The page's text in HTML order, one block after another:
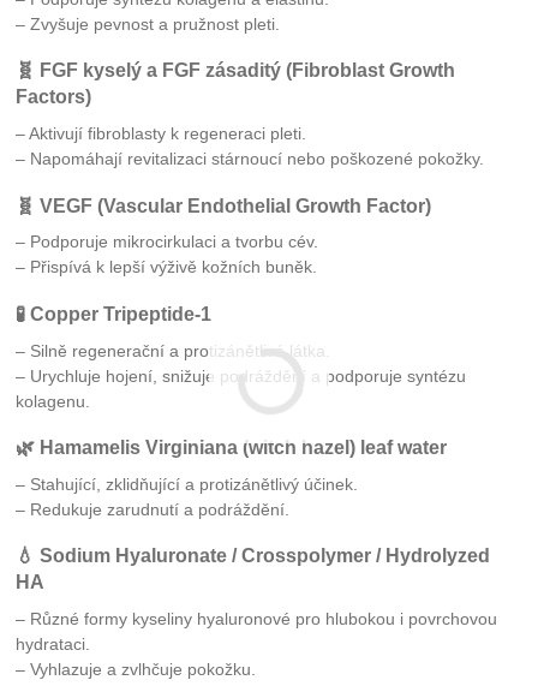
– Zvyšuje pevnost a pružnost pleti.
🧬 FGF kyselý a FGF zásaditý (Fibroblast Growth
Factors)
– Aktivují fibroblasty k regeneraci pleti.
– Napomáhají revitalizaci stárnoucí nebo poškozené pokožky.
🧬VEGF (Vascular Endothelial Growth Factor)
– Podporuje mikrocirkulaci a tvorbu cév.
– Přispívá k lepší výživě kožních buněk.
🧪Copper Tripeptide-1
– Silně regenerační a protizánětlivá látka.
– Urychluje hojení, snižuje podráždění a podporuje syntézu
kolagenu.
🌿 Hamamelis Virginiana (witch hazel) leaf water
– Stahující, zklidňující a protizánětlivý účinek.
– Redukuje zarudnutí a podráždění.
💧Sodium Hyaluronate / Crosspolymer / Hydrolyzed
HA
– Různé formy kyseliny hyaluronové pro hlubokou i povrchovou
hydrataci.
– Vyhlazuje a zvlhčuje pokožku.